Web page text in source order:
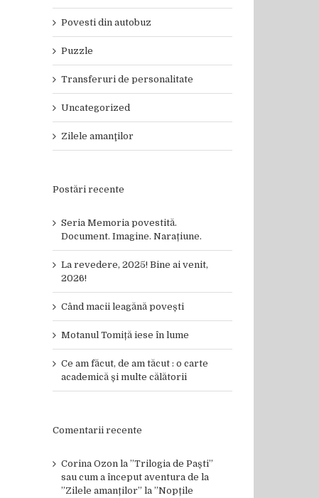
Povesti din autobuz
Puzzle
Transferuri de personalitate
Uncategorized
Zilele amanţilor
Postări recente
Seria Memoria povestită.
Document. Imagine. Narațiune.
La revedere, 2025! Bine ai venit,
2026!
Când macii leagănă povești
Motanul Tomiță iese în lume
Ce am făcut, de am tăcut : o carte
academică și multe călătorii
Comentarii recente
Corina Ozon la ”Trilogia de Paști”
sau cum a început aventura de la
”Zilele amanților” la ”Nopțile